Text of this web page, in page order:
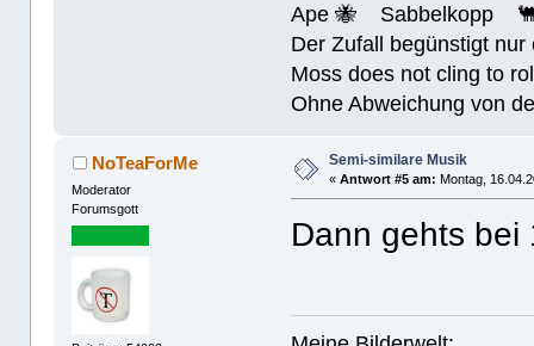
Ape 🐝 Sabbelkopp
Der Zufall begünstigt
Moss does not cling to
Ohne Abweichung von
NoTeaForMe
Moderator
Forumsgott
Semi-similare Musik
«Antwort #5 am: Montag,
Dann gehts bei